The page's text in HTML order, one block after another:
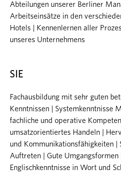
Abteilungen unserer Berliner
Arbeitseinsätze in den
Hotels | Kennenlernen aller
unseres Unternehmens
SIE
Fachausbildung mit sehr guten
Kenntnissen | Systemkenntnisse
fachliche und operative
umsatzorientiertes Handeln |
und Kommunikationsfähigkeiten |
Auftreten | Gute Umgangsformen
Englischkenntnisse in Wort und